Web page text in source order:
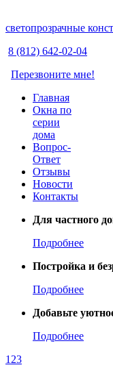
светопрозрачные
8 (812) 642-02-04
Перезвоните мне!
Главная
Окна по
серии
дома
Вопрос-
Ответ
Отзывы
Новости
Контакты
Для частного
Подробнее
Постройка и
Подробнее
Добавьте
Подробнее
1 23